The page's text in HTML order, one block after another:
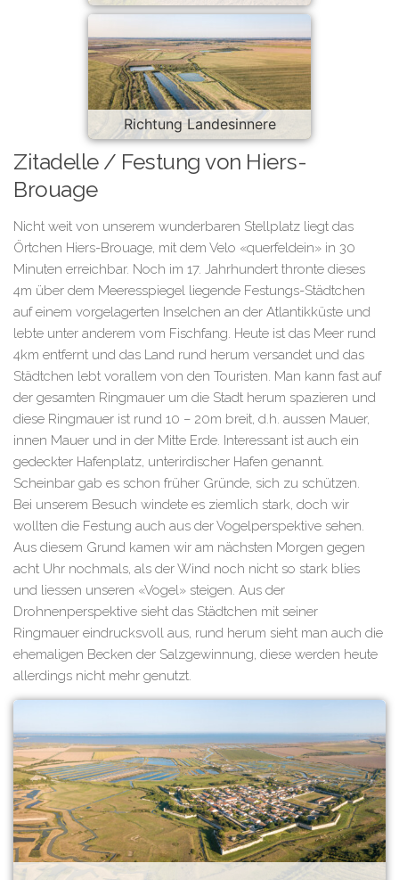
Richtung Landesinnere
Zitadelle / Festung von Hiers-
Brouage
Nicht weit von unserem wunderbaren Stellplatz liegt das
Örtchen Hiers-Brouage, mit dem Velo «querfeldein» in 30
Minuten erreichbar. Noch im 17. Jahrhundert thronte dieses
4m über dem Meeresspiegel liegende Festungs-Städtchen
auf einem vorgelagerten Inselchen an der Atlantikküste und
lebte unter anderem vom Fischfang. Heute ist das Meer rund
4km entfernt und das Land rund herum versandet und das
Städtchen lebt vorallem von den Touristen. Man kann fast auf
der gesamten Ringmauer um die Stadt herum spazieren und
diese Ringmauer ist rund 10 – 20m breit, d.h. aussen Mauer,
innen Mauer und in der Mitte Erde. Interessant ist auch ein
gedeckter Hafenplatz, unterirdischer Hafen genannt.
Scheinbar gab es schon früher Gründe, sich zu schützen.
Bei unserem Besuch windete es ziemlich stark, doch wir
wollten die Festung auch aus der Vogelperspektive sehen.
Aus diesem Grund kamen wir am nächsten Morgen gegen
acht Uhr nochmals, als der Wind noch nicht so stark blies
und liessen unseren «Vogel» steigen. Aus der
Drohnenperspektive sieht das Städtchen mit seiner
Ringmauer eindrucksvoll aus, rund herum sieht man auch die
ehemaligen Becken der Salzgewinnung, diese werden heute
allerdings nicht mehr genutzt.